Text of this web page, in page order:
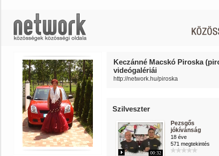
Keczánné Macskó Piroska
videógalériái
http://network.hu/piroska
Szilveszter
00:32
Pezsgős
jókívánság
18 éve
571 megtekintés